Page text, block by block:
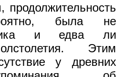
продолжительность
была не
и едва ли
Этим
у древних